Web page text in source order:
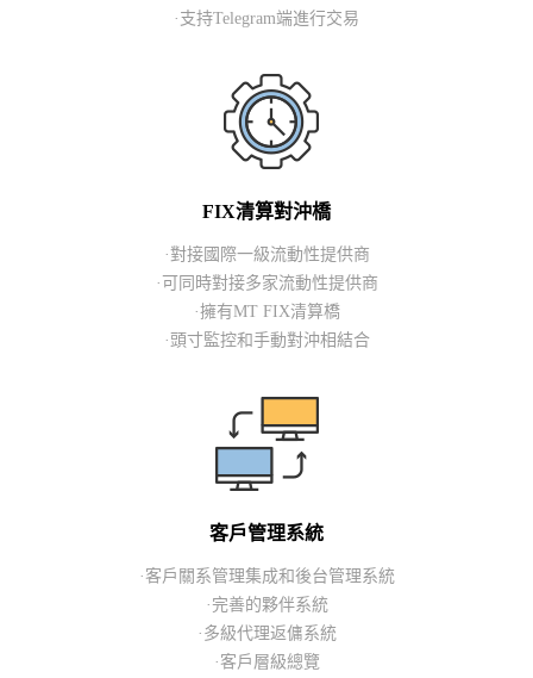
·支持Telegram端進行交易
FIX清算對沖橋
·對接國際一級流動性提供商
·可同時對接多家流動性提供商
·擁有MT FIX清算橋
·頭寸監控和手動對沖相結合
客戶管理系統
·客戶關系管理集成和後台管理系統
·完善的夥伴系統
·多級代理返傭系統
·客戶層級總覽